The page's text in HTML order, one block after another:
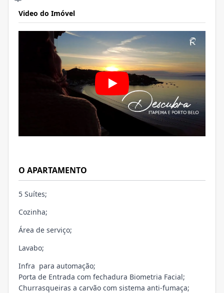
Video do Imóvel
O APARTAMENTO
5 Suítes;
Cozinha;
Área de serviço;
Lavabo;
Infra para automação;
Porta de Entrada com fechadura Biometria Facial;
Churrasqueiras a carvão com sistema anti-fumaça;